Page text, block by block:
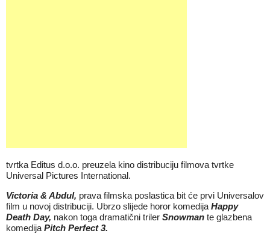
tvrtka Editus d.o.o. preuzela kino distribuciju filmova tvrtke
Universal Pictures International.
Victoria & Abdul, prava filmska poslastica bit će prvi Universalov
film u novoj distribuciji. Ubrzo slijede horor komedija Happy
Death Day, nakon toga dramatični triler Snowman te glazbena
komedija Pitch Perfect 3.